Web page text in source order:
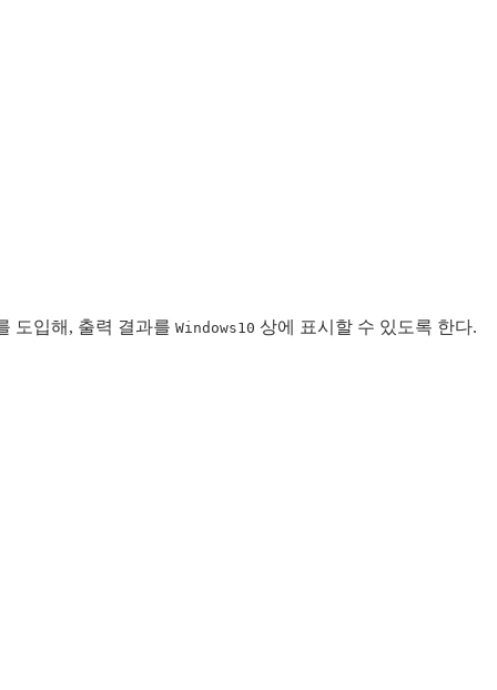
도입해, 출력 결과를 Windows10 상에 표시할 수 있도록 한다.